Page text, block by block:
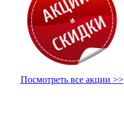
Посмотреть все акции >>